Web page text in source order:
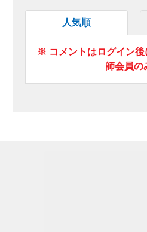
人気順
※ コメントはログイン後
師会員の